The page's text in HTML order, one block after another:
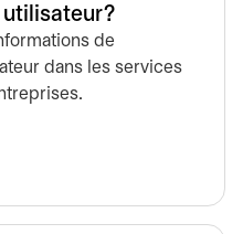
utilisateur?
de
dans les services